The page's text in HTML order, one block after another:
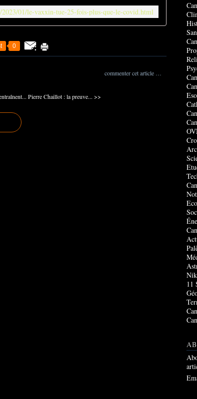
2023/01/le-vaxxin-tue-25-fois-plus-que-le-covid.html
0
commenter cet article
Pierre Chaillot : la preuve... >>
11